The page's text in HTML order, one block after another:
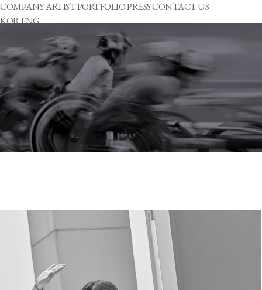
COMPANYARTISTPORTFOLIOPRESSCONTACT US
KORENG
COMPANY
ARTIST
PORTFOLIO
PRESS
CONTACT US
Rising BeyondPhysical barriers
We are at the heart of every moment